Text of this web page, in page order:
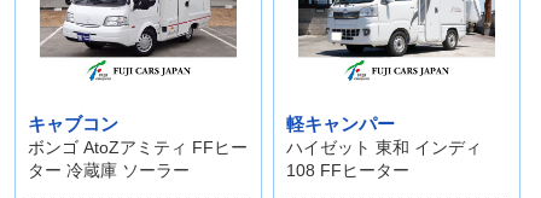
キャブコン
ボンゴ AtoZアミティ FFヒー
ター 冷蔵庫 ソーラー
軽キャンパー
ハイゼット 東和 インディ
108 FFヒーター